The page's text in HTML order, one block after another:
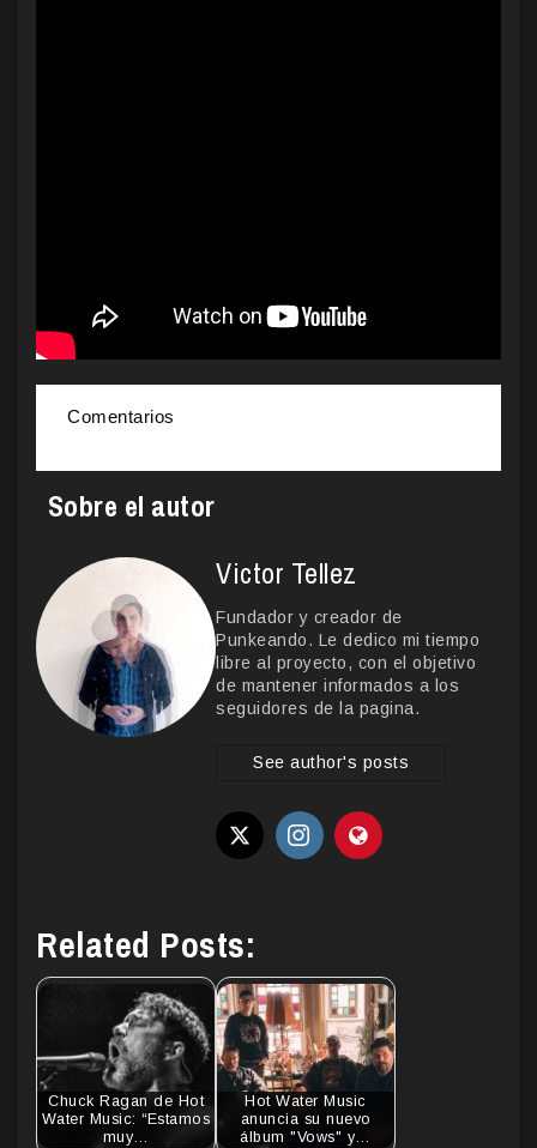
Comentarios
Sobre el autor
Victor Tellez
Fundador y creador de
Punkeando. Le dedico mi tiempo
libre al proyecto, con el objetivo
de mantener informados a los
seguidores de la pagina.
See author's posts
Related Posts:
Chuck Ragan de Hot
Water Music: “Estamos
muy…
Hot Water Music
anuncia su nuevo
álbum "Vows" y…